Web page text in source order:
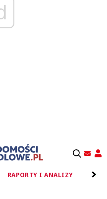
RAPORTY I ANALIZY